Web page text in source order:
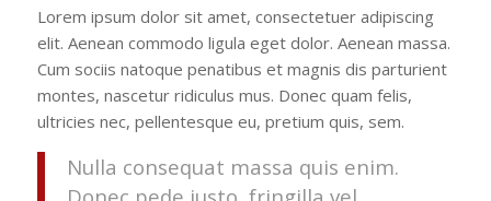
Lorem ipsum dolor sit amet, consectetuer adipiscing
elit. Aenean commodo ligula eget dolor. Aenean massa.
Cum sociis natoque penatibus et magnis dis parturient
montes, nascetur ridiculus mus. Donec quam felis,
ultricies nec, pellentesque eu, pretium quis, sem.
Nulla consequat massa quis enim.